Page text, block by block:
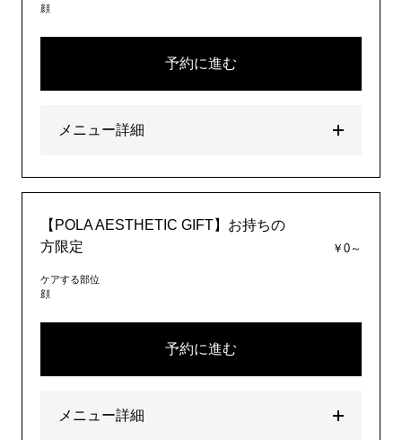
顔
予約に進む
メニュー詳細
【POLA AESTHETIC GIFT】お持ちの
方限定
￥0～
ケアする部位
顔
予約に進む
メニュー詳細